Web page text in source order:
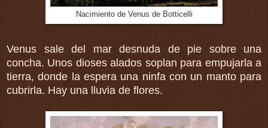
Nacimiento de Venus de Botticelli
Venus sale del mar desnuda de pie sobre una
concha. Unos dioses alados soplan para empujarla a
tierra, donde la espera una ninfa con un manto para
cubrirla. Hay una lluvia de flores.